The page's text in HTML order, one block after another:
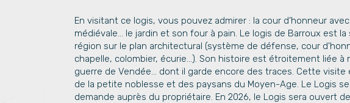
En visitant ce logis, vous pouvez admirer : la cour d’honneur
médiévale... le jardin et son four à pain. Le logis de Barroux est
région sur le plan architectural (système de défense, cour
chapelle, colombier, écurie...). Son histoire est étroitement liée
guerre de Vendée... dont il garde encore des traces. Cette
de la petite noblesse et des paysans du Moyen-Age. Le Logis
demande auprès du propriétaire. En 2026, le Logis sera ouvert